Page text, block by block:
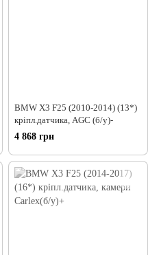
BMW X3 F25 (2010-2014) (13*)
кріпл.датчика, AGC (б/у)-
4 868 грн